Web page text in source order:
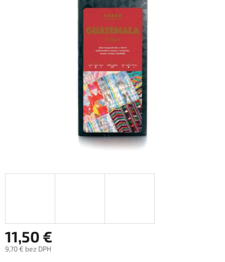
11,50 €
9,70 € bez DPH